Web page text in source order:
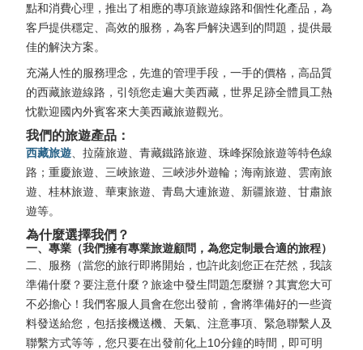
點和消費心理，推出了相應的專項旅遊線路和個性化產品，為
客戶提供穩定、高效的服務，為客戶解決遇到的問題，提供最
佳的解決方案。
充滿人性的服務理念，先進的管理手段，一手的價格，高品質
的西藏旅遊線路，引領您走遍大美西藏，世界足跡全體員工熱
忱歡迎國內外賓客來大美西藏旅遊觀光。
我們的旅遊產品：
西藏旅遊 、拉薩旅遊、青藏鐵路旅遊、珠峰探險旅遊等特色線
路；重慶旅遊、三峽旅遊、三峽涉外遊輪；海南旅遊、雲南旅
遊、桂林旅遊、華東旅遊、青島大連旅遊、新疆旅遊、甘肅旅
遊等。
為什麼選擇我們？
一、專業（我們擁有專業旅遊顧問，為您定制最合適的旅程）
二、服務（當您的旅行即將開始，也許此刻您正在茫然，我該
準備什麼？要注意什麼？旅途中發生問題怎麼辦？其實您大可
不必擔心！我們客服人員會在您出發前，會將準備好的一些資
料發送給您，包括接機送機、天氣、注意事項、緊急聯繫人及
聯繫方式等等，您只要在出發前化上10分鐘的時間，即可明